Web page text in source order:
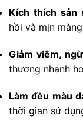
Kích thích sản
hồi và mịn
Giảm viêm,
thương nhanh
Làm đều màu
thời gian sử